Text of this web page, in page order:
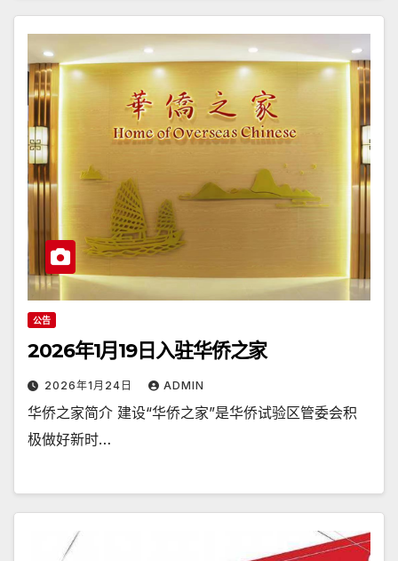
公告
2026年1月19日入驻华侨之家
2026年1月24日 ADMIN
华侨之家简介 建设“华侨之家”是华侨试验区管委会积
极做好新时…